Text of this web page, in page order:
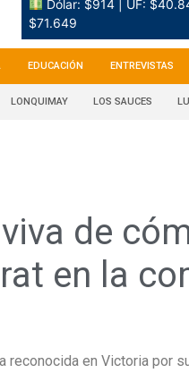
Dólar: $914 | UF:
$71.649
EDUCACIÓN ENTREVISTAS
LONQUIMAY LOS SAUCES
de
en la
reconocida en Victoria por